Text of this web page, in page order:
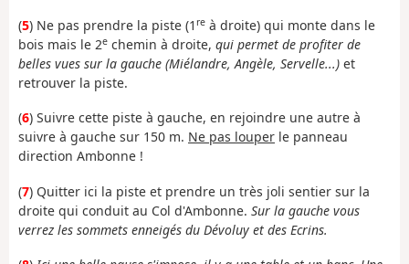
(5) Ne pas prendre la piste (1 re à droite) qui monte dans le
bois mais le 2e chemin à droite, qui permet de profiter de
belles vues sur la gauche (Miélandre, Angèle, Servelle...) et
retrouver la piste.
(6) Suivre cette piste à gauche, en rejoindre une autre à
suivre à gauche sur 150 m. Ne pas louper le panneau
direction Ambonne !
(7) Quitter ici la piste et prendre un très joli sentier sur la
droite qui conduit au Col d'Ambonne. Sur la gauche vous
verrez les sommets enneigés du Dévoluy et des Ecrins.